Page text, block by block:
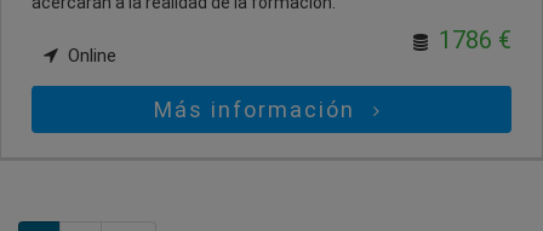
Online
1786 €
Más información